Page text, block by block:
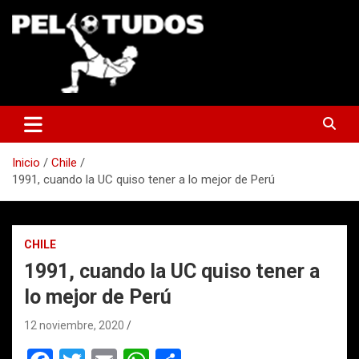
Inicio
Chile
1991, cuando la UC quiso tener a lo mejor de Perú
CHILE
1991, cuando la UC quiso tener a
lo mejor de Perú
12 noviembre, 2020